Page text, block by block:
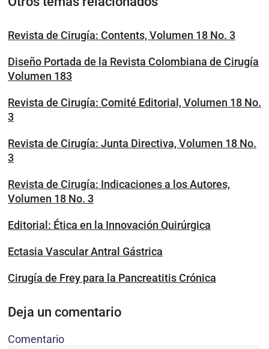
Revista de Cirugía: Contents, Volumen 18 No. 3
Diseño Portada de la Revista Colombiana de Cirugía
Volumen 183
Revista de Cirugía: Comité Editorial, Volumen 18 No.
3
Revista de Cirugía: Junta Directiva, Volumen 18 No.
3
Revista de Cirugía: Indicaciones a los Autores,
Volumen 18 No. 3
Editorial: Ética en la Innovación Quirúrgica
Ectasia Vascular Antral Gástrica
Cirugía de Frey para la Pancreatitis Crónica
Deja un comentario
Comentario